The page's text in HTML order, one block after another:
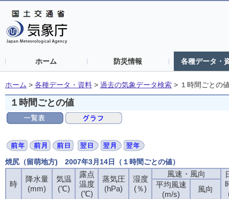
ホーム 防災情報 各種データ・
ホーム > 各種データ・資料 > 過去の気象データ検索 > １時間ごとの
１時間ごとの値
焼尻（留萌地方) 2007年3月14日（１時間ごとの値）
時
降水量
(mm)
気温
(℃)
露点
温度
(℃)
蒸気圧
(hPa)
湿度
(％)
風速・風向
平均風速
(m/s)
風向